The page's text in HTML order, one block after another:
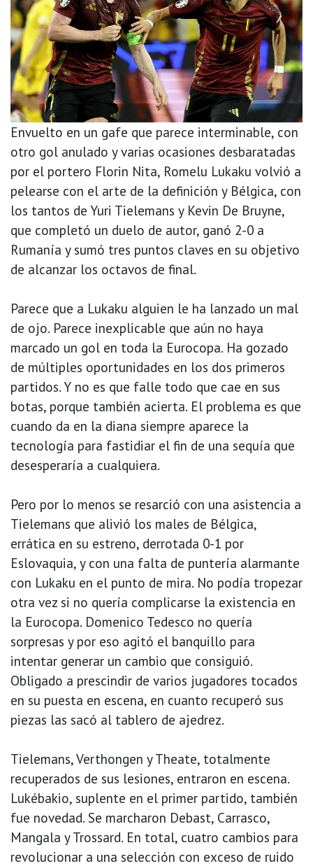
Envuelto en un gafe que parece interminable, con
otro gol anulado y varias ocasiones desbaratadas
por el portero Florin Nita, Romelu Lukaku volvió a
pelearse con el arte de la definición y Bélgica, con
los tantos de Yuri Tielemans y Kevin De Bruyne,
que completó un duelo de autor, ganó 2-0 a
Rumanía y sumó tres puntos claves en su objetivo
de alcanzar los octavos de final.
Parece que a Lukaku alguien le ha lanzado un mal
de ojo. Parece inexplicable que aún no haya
marcado un gol en toda la Eurocopa. Ha gozado
de múltiples oportunidades en los dos primeros
partidos. Y no es que falle todo que cae en sus
botas, porque también acierta. El problema es que
cuando da en la diana siempre aparece la
tecnología para fastidiar el fin de una sequía que
desesperaría a cualquiera.
Pero por lo menos se resarció con una asistencia a
Tielemans que alivió los males de Bélgica,
errática en su estreno, derrotada 0-1 por
Eslovaquia, y con una falta de puntería alarmante
con Lukaku en el punto de mira. No podía tropezar
otra vez si no quería complicarse la existencia en
la Eurocopa. Domenico Tedesco no quería
sorpresas y por eso agitó el banquillo para
intentar generar un cambio que consiguió.
Obligado a prescindir de varios jugadores tocados
en su puesta en escena, en cuanto recuperó sus
piezas las sacó al tablero de ajedrez.
Tielemans, Verthongen y Theate, totalmente
recuperados de sus lesiones, entraron en escena.
Lukébakio, suplente en el primer partido, también
fue novedad. Se marcharon Debast, Carrasco,
Mangala y Trossard. En total, cuatro cambios para
revolucionar a una selección con exceso de ruido